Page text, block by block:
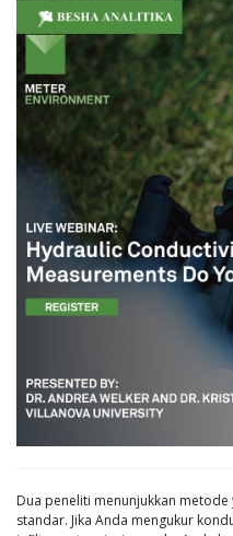
Dua peneliti menunjukkan
standar. Jika Anda mengukur